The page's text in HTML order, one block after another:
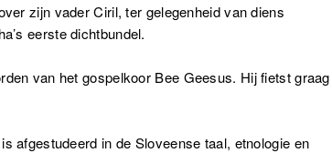
zijn vader Ciril, ter gelegenheid van diens
eerste dichtbundel.
van het gospelkoor Bee Geesus. Hij fietst graag
afgestudeerd in de Sloveense taal, etnologie en